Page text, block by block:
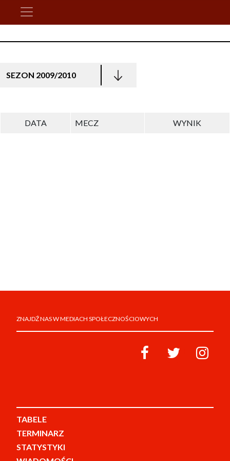
SEZON 2009/2010
DATA MECZ WYNIK
ZNAJDŹ NAS W MEDIACH SPOŁECZNOŚCIOWYCH
TABELE
TERMINARZ
STATYSTYKI